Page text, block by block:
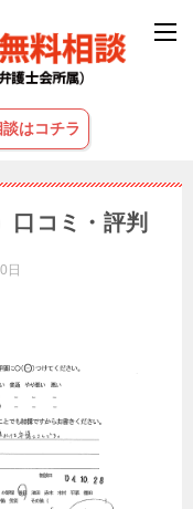
はコチラ
口コミ・評判
日